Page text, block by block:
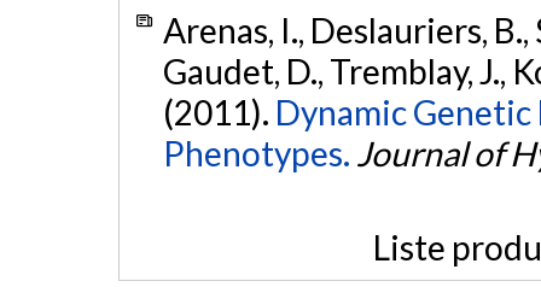
Arenas, I., Deslauriers, B.,
Gaudet, D., Tremblay, J.,
(2011). Dynamic
Phenotypes. Journal of
Liste